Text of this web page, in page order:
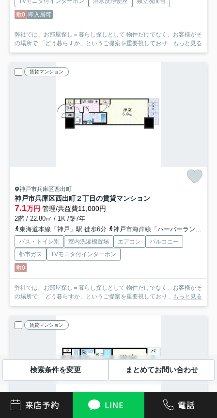
敷0 即入居可
弊社では、お部屋探し＝暮らし探しとして 物件だけでなく、お客様がそ
の場所で 「どう暮らすか」というご提案を重要視しており...
もっと見る
賃貸マンション
神戸市兵庫区西出町
神戸市兵庫区西出町２丁目の賃貸マンション
7.1万円 管理/共益費11,000円
2階 / 22.80㎡ / 1K /築7年
東海道本線「神戸」駅 徒歩6分
神戸市海岸線「ハーバーランド」駅 徒歩4分
バス・トイレ別 室内洗濯機置場 エアコン
バルコニー
都市ガス
TVモニタ付インターホン
敷0
弊社では、お部屋探し＝暮らし探しとして 物件だけでなく、お客様がそ
の場所で 「どう暮らすか」というご提案を重要視しており...
もっと見る
賃貸マンション
検索条件を変更 まとめてお問い合わせ
来店予約 LINE 電話